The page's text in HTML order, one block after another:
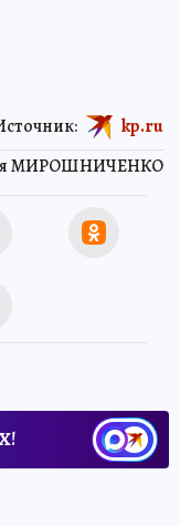
МИРОШНИЧЕНКО
kp.ru